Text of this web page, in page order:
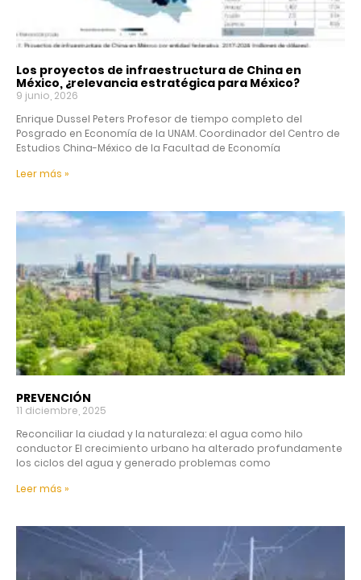
Los proyectos de infraestructura de China en
México, ¿relevancia estratégica para México?
9 junio, 2026
Enrique Dussel Peters Profesor de tiempo completo del
Posgrado en Economía de la UNAM. Coordinador del Centro de
Estudios China-México de la Facultad de Economía
Leer más »
PREVENCIÓN
11 diciembre, 2025
Reconciliar la ciudad y la naturaleza: el agua como hilo
conductor El crecimiento urbano ha alterado profundamente
los ciclos del agua y generado problemas como
Leer más »